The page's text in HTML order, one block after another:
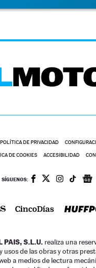
POLÍTICA DE PRIVACIDAD
DE COOKIES ACCESIBILIDAD
SÍGUENOS:
PAIS, S.L.U. realiza una
usos de las obras y otras
a medios de lectura